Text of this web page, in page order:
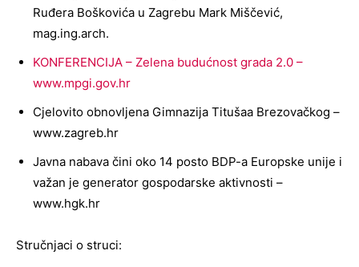
Ruđera Boškovića u Zagrebu Mark Miščević,
mag.ing.arch.
KONFERENCIJA – Zelena budućnost grada 2.0 –
www.mpgi.gov.hr
Cjelovito obnovljena Gimnazija Titušaa Brezovačkog –
www.zagreb.hr
Javna nabava čini oko 14 posto BDP-a Europske unije i
važan je generator gospodarske aktivnosti –
www.hgk.hr
Stručnjaci o struci: